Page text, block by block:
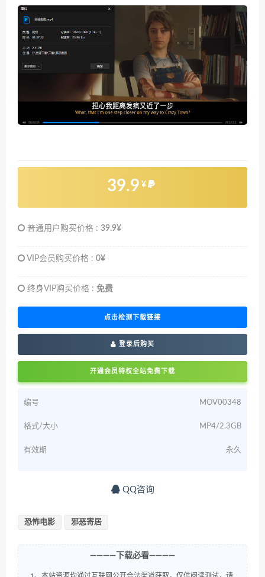
39.9 ¥
普通用户购买价格 : 39.9¥
VIP会员购买价格 : 0¥
终身VIP购买价格 : 免费
点击检测下载链接
登录后购买
开通会员特权全站免费下载
编号 MOV00348
格式/大小 MP4/2.3GB
有效期 永久
QQ咨询
恐怖电影 邪恶寄居
————下载必看————
1、本站资源均通过互联网公开合法渠道获取，仅供阅读测试，请